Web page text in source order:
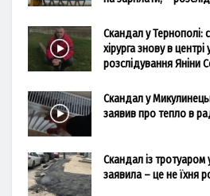
Скандал у Тернополі:
хірурга знову в центрі
розслідування Яніни
Скандал у
заявив про тепло в
Скандал із тротуаром
заявила – це не їхня